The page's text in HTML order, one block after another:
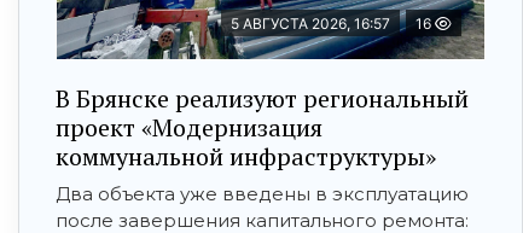
5 АВГУСТА 2026, 16:57 16
В Брянске реализуют региональный
проект «Модернизация
коммунальной инфраструктуры»
Два объекта уже введены в эксплуатацию
после завершения капитального ремонта: